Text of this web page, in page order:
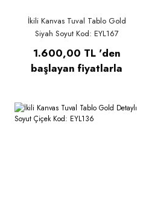
İkili Kanvas Tuval Tablo Gold
Siyah Soyut Kod: EYL167
1.600,00 TL 'den
başlayan fiyatlarla